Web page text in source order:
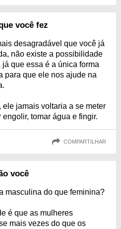
você fez
desagradável que você já
não existe a possibilidade
que essa é a única forma
para que ele nos ajude na
jamais voltaria a se meter
tomar água e fingir.
COMPARTILHAR
você
masculina do que feminina?
é que as mulheres
mais vezes do que os